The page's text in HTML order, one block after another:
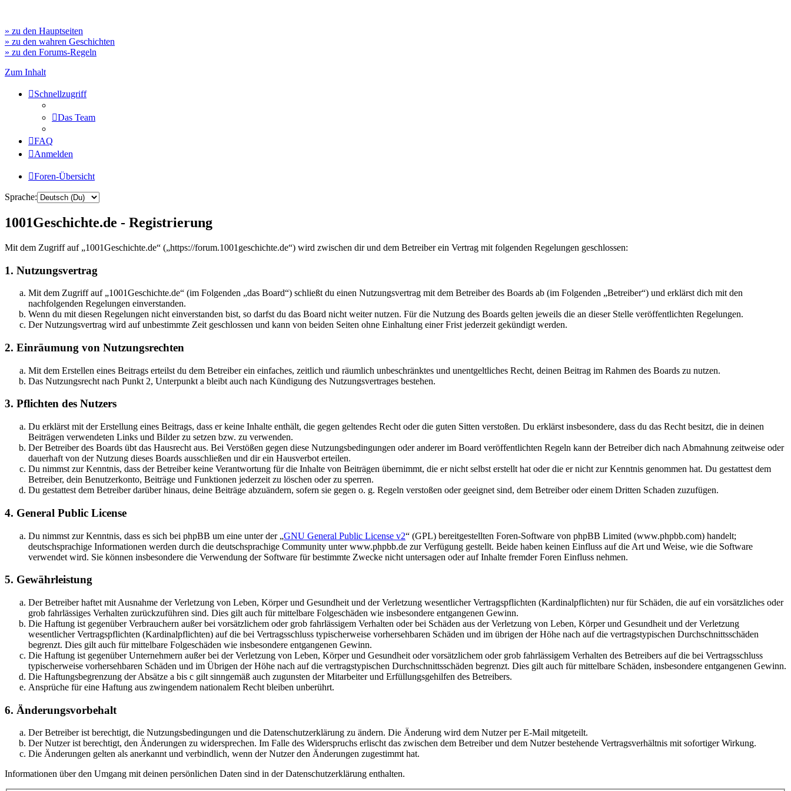
» zu den Hauptseiten
» zu den wahren Geschichten
» zu den Forums-Regeln
Zum Inhalt
Schnellzugriff
Das Team
FAQ
Anmelden
Foren-Übersicht
Sprache:
1001Geschichte.de - Registrierung
Mit dem Zugriff auf „1001Geschichte.de“ („https://forum.1001geschichte.de“) wird zwischen dir und dem Betreiber ein Vertrag mit folgenden Regelungen geschlossen:
1. Nutzungsvertrag
Mit dem Zugriff auf „1001Geschichte.de“ (im Folgenden „das Board“) schließt du einen Nutzungsvertrag mit dem Betreiber des Boards ab (im Folgenden „Betreiber“) und erklärst dich mit den
nachfolgenden Regelungen einverstanden.
Wenn du mit diesen Regelungen nicht einverstanden bist, so darfst du das Board nicht weiter nutzen. Für die Nutzung des Boards gelten jeweils die an dieser Stelle veröffentlichten Regelungen.
Der Nutzungsvertrag wird auf unbestimmte Zeit geschlossen und kann von beiden Seiten ohne Einhaltung einer Frist jederzeit gekündigt werden.
2. Einräumung von Nutzungsrechten
Mit dem Erstellen eines Beitrags erteilst du dem Betreiber ein einfaches, zeitlich und räumlich unbeschränktes und unentgeltliches Recht, deinen Beitrag im Rahmen des Boards zu nutzen.
Das Nutzungsrecht nach Punkt 2, Unterpunkt a bleibt auch nach Kündigung des Nutzungsvertrages bestehen.
3. Pflichten des Nutzers
Du erklärst mit der Erstellung eines Beitrags, dass er keine Inhalte enthält, die gegen geltendes Recht oder die guten Sitten verstoßen. Du erklärst insbesondere, dass du das Recht besitzt, die in deinen
Beiträgen verwendeten Links und Bilder zu setzen bzw. zu verwenden.
Der Betreiber des Boards übt das Hausrecht aus. Bei Verstößen gegen diese Nutzungsbedingungen oder anderer im Board veröffentlichten Regeln kann der Betreiber dich nach Abmahnung zeitweise oder
dauerhaft von der Nutzung dieses Boards ausschließen und dir ein Hausverbot erteilen.
Du nimmst zur Kenntnis, dass der Betreiber keine Verantwortung für die Inhalte von Beiträgen übernimmt, die er nicht selbst erstellt hat oder die er nicht zur Kenntnis genommen hat. Du gestattest dem
Betreiber, dein Benutzerkonto, Beiträge und Funktionen jederzeit zu löschen oder zu sperren.
Du gestattest dem Betreiber darüber hinaus, deine Beiträge abzuändern, sofern sie gegen o. g. Regeln verstoßen oder geeignet sind, dem Betreiber oder einem Dritten Schaden zuzufügen.
4. General Public License
Du nimmst zur Kenntnis, dass es sich bei phpBB um eine unter der „GNU General Public License v2“ (GPL) bereitgestellten Foren-Software von phpBB Limited (www.phpbb.com) handelt;
deutschsprachige Informationen werden durch die deutschsprachige Community unter www.phpbb.de zur Verfügung gestellt. Beide haben keinen Einfluss auf die Art und Weise, wie die Software
verwendet wird. Sie können insbesondere die Verwendung der Software für bestimmte Zwecke nicht untersagen oder auf Inhalte fremder Foren Einfluss nehmen.
5. Gewährleistung
Der Betreiber haftet mit Ausnahme der Verletzung von Leben, Körper und Gesundheit und der Verletzung wesentlicher Vertragspflichten (Kardinalpflichten) nur für Schäden, die auf ein vorsätzliches oder
grob fahrlässiges Verhalten zurückzuführen sind. Dies gilt auch für mittelbare Folgeschäden wie insbesondere entgangenen Gewinn.
Die Haftung ist gegenüber Verbrauchern außer bei vorsätzlichem oder grob fahrlässigem Verhalten oder bei Schäden aus der Verletzung von Leben, Körper und Gesundheit und der Verletzung
wesentlicher Vertragspflichten (Kardinalpflichten) auf die bei Vertragsschluss typischerweise vorhersehbaren Schäden und im übrigen der Höhe nach auf die vertragstypischen Durchschnittsschäden
begrenzt. Dies gilt auch für mittelbare Folgeschäden wie insbesondere entgangenen Gewinn.
Die Haftung ist gegenüber Unternehmern außer bei der Verletzung von Leben, Körper und Gesundheit oder vorsätzlichem oder grob fahrlässigem Verhalten des Betreibers auf die bei Vertragsschluss
typischerweise vorhersehbaren Schäden und im Übrigen der Höhe nach auf die vertragstypischen Durchschnittsschäden begrenzt. Dies gilt auch für mittelbare Schäden, insbesondere entgangenen Gewinn.
Die Haftungsbegrenzung der Absätze a bis c gilt sinngemäß auch zugunsten der Mitarbeiter und Erfüllungsgehilfen des Betreibers.
Ansprüche für eine Haftung aus zwingendem nationalem Recht bleiben unberührt.
6. Änderungsvorbehalt
Der Betreiber ist berechtigt, die Nutzungsbedingungen und die Datenschutzerklärung zu ändern. Die Änderung wird dem Nutzer per E-Mail mitgeteilt.
Der Nutzer ist berechtigt, den Änderungen zu widersprechen. Im Falle des Widerspruchs erlischt das zwischen dem Betreiber und dem Nutzer bestehende Vertragsverhältnis mit sofortiger Wirkung.
Die Änderungen gelten als anerkannt und verbindlich, wenn der Nutzer den Änderungen zugestimmt hat.
Informationen über den Umgang mit deinen persönlichen Daten sind in der Datenschutzerklärung enthalten.